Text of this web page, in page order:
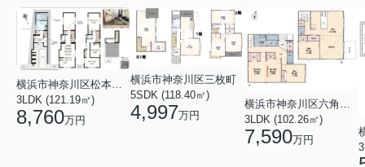
3LDK (121.19㎡)
8,760万円
横浜市神奈川区三枚町
5SDK (118.40㎡)
4,997万円
横浜市神奈川区六角橋６丁目
3LDK (102.26㎡)
7,590万円